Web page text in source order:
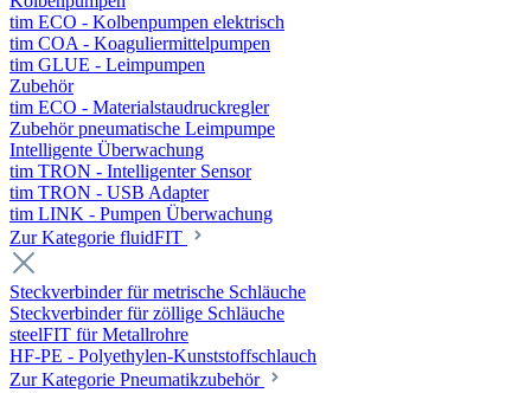
tim ECO - Kolbenpumpen elektrisch
tim COA - Koaguliermittelpumpen
tim GLUE - Leimpumpen
Zubehör
tim ECO - Materialstaudruckregler
Zubehör pneumatische Leimpumpe
Intelligente Überwachung
tim TRON - Intelligenter Sensor
tim TRON - USB Adapter
tim LINK - Pumpen Überwachung
Zur Kategorie fluidFIT
Steckverbinder für metrische Schläuche
Steckverbinder für zöllige Schläuche
steelFIT für Metallrohre
HF-PE - Polyethylen-Kunststoffschlauch
Zur Kategorie Pneumatikzubehör